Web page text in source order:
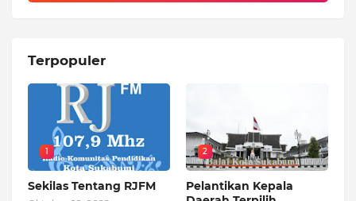
Terpopuler
1
Sekilas Tentang RJFM
2
Pelantikan Kepala